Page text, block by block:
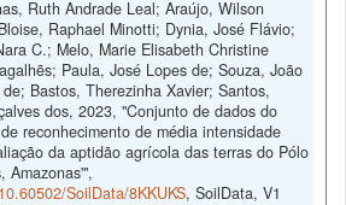
Ruth Andrade Leal; Araújo, Wilson
Raphael Minotti; Dynia, José Flávio;
C.; Melo, Marie Elisabeth Christine
Paula, José Lopes de; Souza, João
Bastos, Therezinha Xavier; Santos,
dos, 2023, "Conjunto de dados do
reconhecimento de média intensidade
da aptidão agrícola das terras do Pólo
Amazonas'",
SoilData/8KKUKS, SoilData, V1